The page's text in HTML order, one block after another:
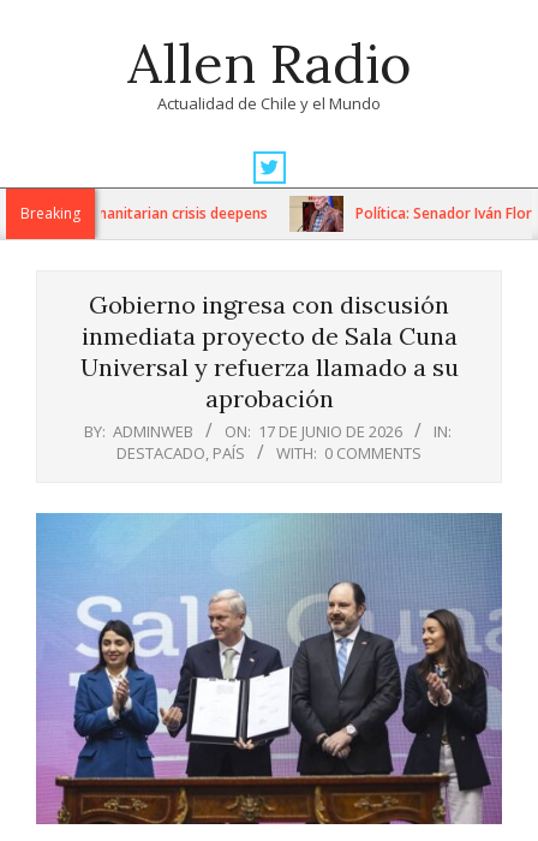
Allen Radio
Actualidad de Chile y el Mundo
Navigation
MenuBreaking
as humanitarian crisis deepens Política: Senador Iván Flores
Gobierno ingresa con discusión
inmediata proyecto de Sala Cuna
Universal y refuerza llamado a su
aprobación
BY: ADMINWEB ON: 17 DE JUNIO DE 2026
IN:
DESTACADO, PAÍS WITH: 0 COMMENTS